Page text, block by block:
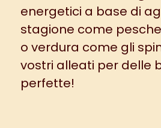
energetici a base di
stagione come
o verdura come gli
vostri alleati per delle
perfette!